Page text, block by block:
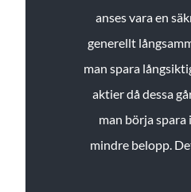
anses vara en
generellt
man spara
aktier då dessa
man börja
mindre belopp.